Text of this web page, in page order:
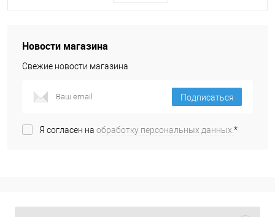
Новости магазина
Свежие новости магазина
Подписаться
Я согласен на обработку персональных данных.*